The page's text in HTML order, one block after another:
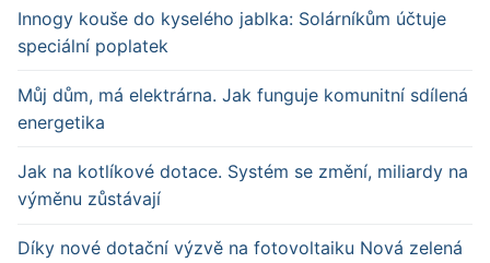
Innogy kouše do kyselého jablka: Solárníkům účtuje
speciální poplatek
Můj dům, má elektrárna. Jak funguje komunitní sdílená
energetika
Jak na kotlíkové dotace. Systém se změní, miliardy na
výměnu zůstávají
Díky nové dotační výzvě na fotovoltaiku Nová zelená